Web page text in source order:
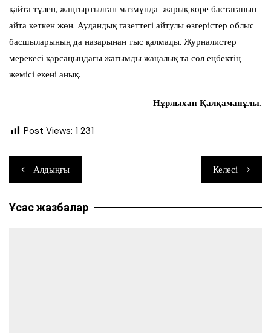
қайта түлеп, жаңғыртылған мазмұнда жарық көре бастағанын
айта кеткен жөн. Аудандық газеттегі айтулы өзгерістер облыс
басшыларының да назарынан тыс қалмады. Журналистер
мерекесі қарсаңындағы жағымды жаңалық та сол еңбектің
жемісі екені анық.
Нұрлыхан Қалқаманұлы.
Post Views: 1 231
Навигация
по
записям
Алдыңғы Келесі
Ұқсас жазбалар